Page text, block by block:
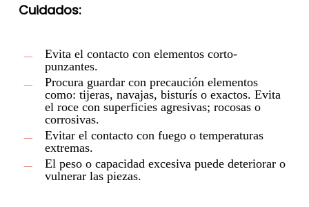
Cuidados:
Evita el contacto con elementos corto-
punzantes.
Procura guardar con precaución elementos
como: tijeras, navajas, bisturís o exactos. Evita
el roce con superficies agresivas; rocosas o
corrosivas.
Evitar el contacto con fuego o temperaturas
extremas.
El peso o capacidad excesiva puede deteriorar o
vulnerar las piezas.